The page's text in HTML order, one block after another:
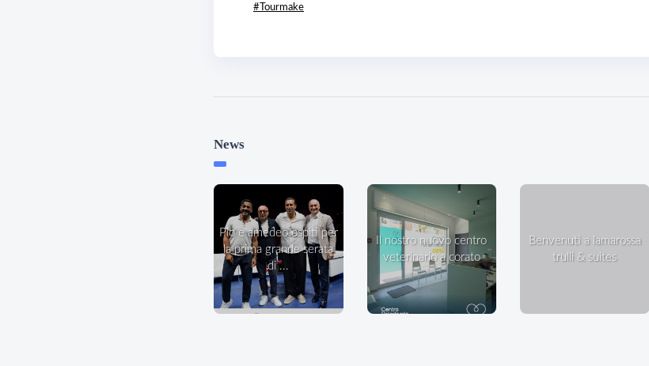
#Tourmake
News
pio e amedeo ospiti per
la prima grande serata
di ...
veterinario a corato
benvenuti a lamarossa
trulli & suites